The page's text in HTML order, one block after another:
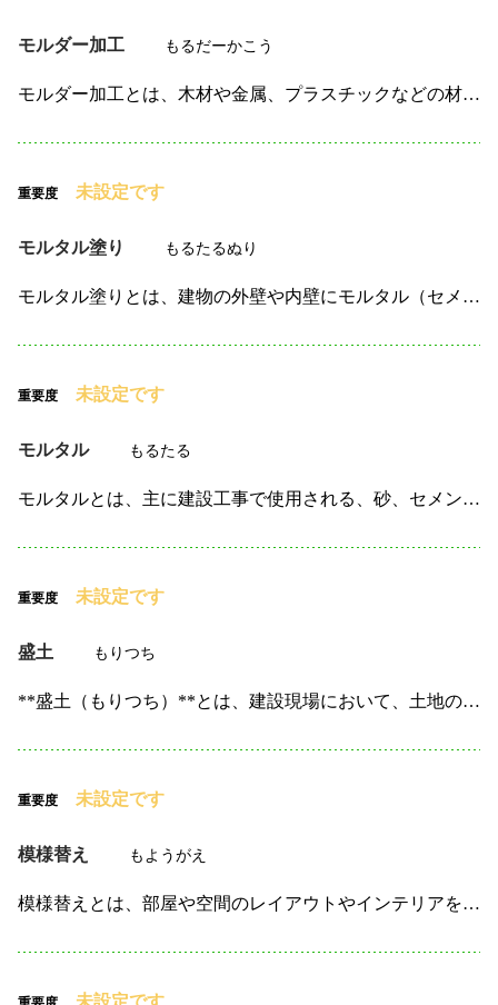
モルダー加工 もるだーかこう
モルダー加工とは、木材や金属、プラスチックなどの材料を、特定の形状に加工する手法のことです。 特に木材のモルダー加工は、木材の端面を加工して、装飾的な形や機能的な凹凸をつけるために行われます。 こ…
重要度 未設定です
モルタル塗り もるたるぬり
モルタル塗りとは、建物の外壁や内壁にモルタル（セメント、砂、水を混ぜた材料）を塗布する施工方法のことです。 主に壁の仕上げや補修、装飾的な目的で使用され、建物の保護や美観を向上させるために重要な工程…
重要度 未設定です
モルタル もるたる
モルタルとは、主に建設工事で使用される、砂、セメント、および水を混ぜ合わせた建材です。 通常は、石膏やセメントなどの接着材を使って壁の仕上げや、タイルの接着、基礎工事に使用されます。 モルタルは、…
重要度 未設定です
盛土 もりつち
**盛土（もりつち）**とは、建設現場において、土地の高さを調整するために土を積み上げる作業や、 そのために使われる土のことを指します。 土木工事や基礎工事においてよく使用され、道路や駐車場、建物…
重要度 未設定です
模様替え もようがえ
模様替えとは、部屋や空間のレイアウトやインテリアを変更することを指します。 一般的に、家具の配置を変えたり、壁の色を変える、カーテンや照明を新調するなどの手段で、 空間の印象を変えることを目的とし…
未設定です